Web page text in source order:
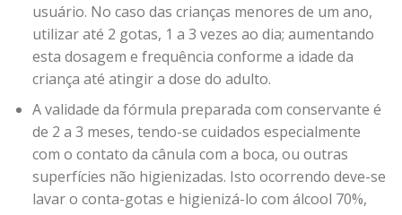
usuário. No caso das crianças menores de um ano,
utilizar até 2 gotas, 1 a 3 vezes ao dia; aumentando
esta dosagem e frequência conforme a idade da
criança até atingir a dose do adulto.
A validade da fórmula preparada com conservante é
de 2 a 3 meses, tendo-se cuidados especialmente
com o contato da cânula com a boca, ou outras
superfícies não higienizadas. Isto ocorrendo deve-se
lavar o conta-gotas e higienizá-lo com álcool 70%,